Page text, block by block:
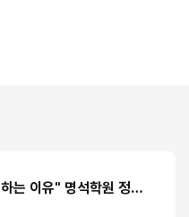
"수능 1주 전까지 등원하는 이유" 명석학원 정시반 개강 안내 (성수고·경일고·무학여고·대광고 등)